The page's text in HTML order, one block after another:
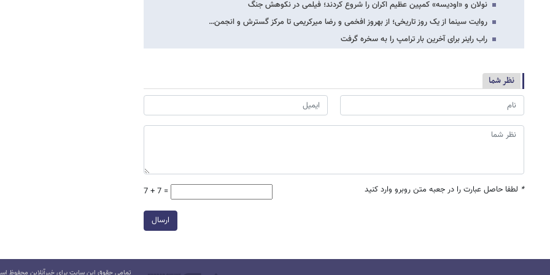
نولان و «اودیسه» کمپین عظیم اکران را شروع کردند؛ فیلمی در نکوهش جنگ
روایت سینما از یک روز تاریخی؛ از بهروز افخمی و رضا میرکریمی تا مرکز گسترش و انجمن…
راب راینر برای آخرین بار ترامپ را به سخره گرفت
نظر شما
* لطفا حاصل عبارت را در جعبه متن روبرو وارد کنید 7 + 7 =
ارسال